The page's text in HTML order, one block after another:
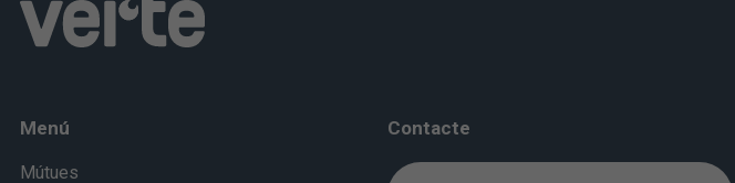
Menú
Mútues
Contacte